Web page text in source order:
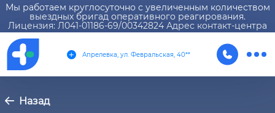
Мы работаем круглосуточно с увеличенным количеством
выездных бригад оперативного реагирования.
Лицензия: Л041-01186-69/00342824 Адрес контакт-центра
Апрелевка, ул. Февральская, 40**
Назад